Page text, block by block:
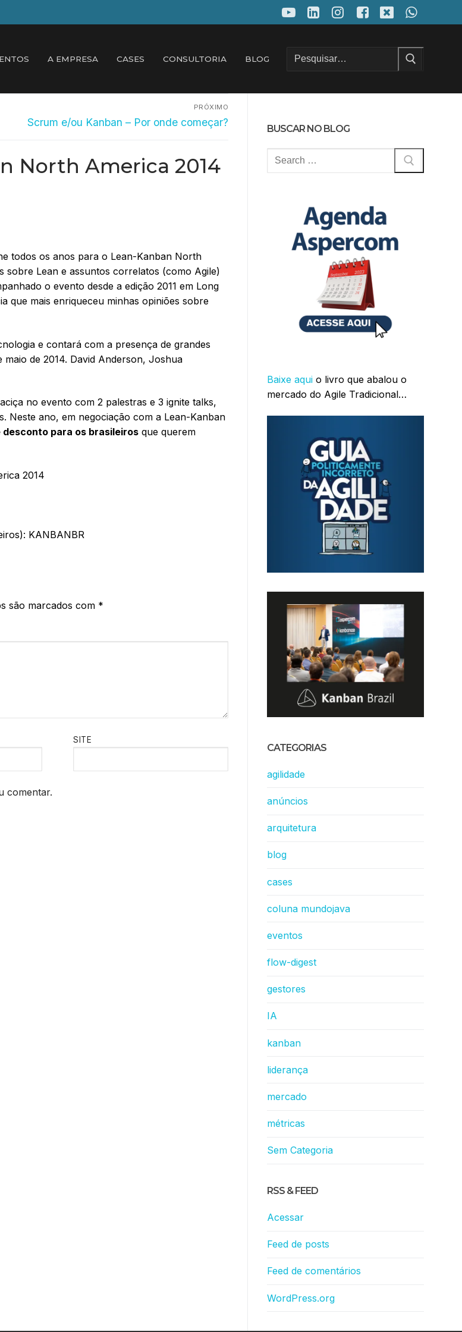
A EMPRESA CASES CONSULTORIA BLOG
Pesquisar
por:
PRÓXIMO
Próximo
Scrum e/ou Kanban – Por onde começar?
North America 2014
todos os anos para o Lean-Kanban North
sobre Lean e assuntos correlatos (como Agile)
o evento desde a edição 2011 em Long
que mais enriqueceu minhas opiniões sobre
e contará com a presença de grandes
de 2014. David Anderson, Joshua
no evento com 2 palestras e 3 ignite talks,
Neste ano, em negociação com a Lean-Kanban
desconto para os brasileiros que querem
2014
KANBANBR
são marcados com *
SITE
comentar.
BUSCAR NO BLOG
Pesquisar
por:
Baixe aqui o livro que abalou o
mercado do Agile Tradicional…
CATEGORIAS
agilidade
anúncios
arquitetura
blog
cases
coluna mundojava
eventos
flow-digest
gestores
IA
kanban
liderança
mercado
métricas
Sem Categoria
RSS & FEED
Acessar
Feed de posts
Feed de comentários
WordPress.org